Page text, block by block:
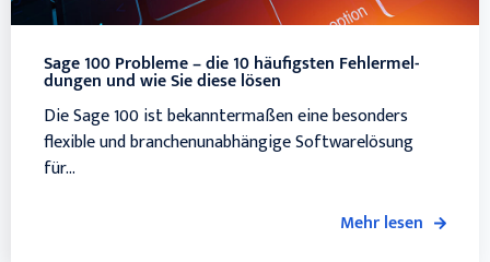
Sage 100 Probleme – die 10 häufigsten Fehler­­mel­
dun­gen und wie Sie diese lösen
Die Sage 100 ist bekanntermaßen eine besonders
flexible und branchenunabhängige Softwarelösung
für...
Mehr lesen